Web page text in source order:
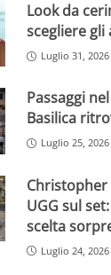
Look da
scegliere
Luglio 31, 2026
Passaggi
Basilica
Luglio 25, 2026
UGG sul
scelta
Luglio 24, 2026